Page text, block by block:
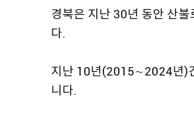
경북은 지난 30년 동안 산
다.
지난 10년(2015∼2024년)
니다.